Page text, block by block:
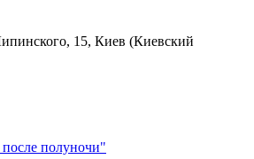
15, Киев (Киевский
полуночи"